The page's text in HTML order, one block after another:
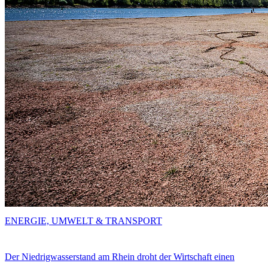
Der Niedrigwasserstand am Rhein droht der Wirtschaft einen
ENERGIE, UMWELT & TRANSPORT